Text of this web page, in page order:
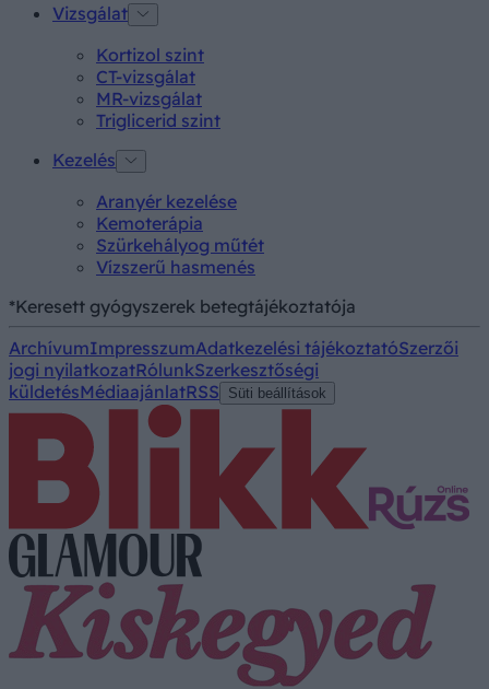
Vizsgálat
Kortizol szint
CT-vizsgálat
MR-vizsgálat
Triglicerid szint
Kezelés
Aranyér kezelése
Kemoterápia
Szürkehályog műtét
Vízszerű hasmenés
*Keresett gyógyszerek betegtájékoztatója
ArchívumImpresszumAdatkezelési tájékoztatóSzerzői
jogi nyilatkozatRólunkSzerkesztőségi
küldetésMédiaajánlatRSS Süti beállítások